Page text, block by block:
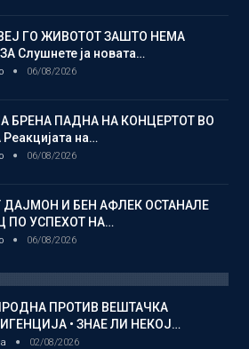
ГО ЖИВОТОТ ЗАШТО НЕМА
Слушнете ја новата…
06/08/2026
БРЕНА ПАДНА НА КОНЦЕРТОТ ВО
на…
06/08/2026
ДАЈМОН И БЕН АФЛЕК ОСТАНАЛЕ
ПО УСПЕХОТ НА…
06/08/2026
ПРОТИВ ВЕШТАЧКА
• ЗНАЕ ЛИ НЕКОЈ…
02/08/2026